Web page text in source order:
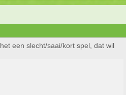
het een slecht/saai/kort spel, dat wil